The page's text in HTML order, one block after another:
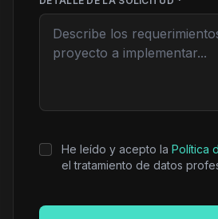
He leído y acepto la Política
el tratamiento de datos